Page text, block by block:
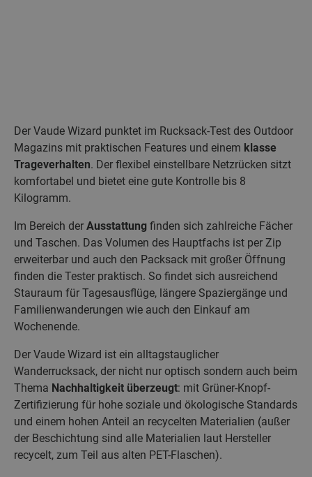
Der Vaude Wizard punktet im Rucksack-Test des Outdoor
Magazins mit praktischen Features und einem klasse
Trageverhalten. Der flexibel einstellbare Netzrücken sitzt
komfortabel und bietet eine gute Kontrolle bis 8
Kilogramm.
Im Bereich der Ausstattung finden sich zahlreiche Fächer
und Taschen. Das Volumen des Hauptfachs ist per Zip
erweiterbar und auch den Packsack mit großer Öffnung
finden die Tester praktisch. So findet sich ausreichend
Stauraum für Tagesausflüge, längere Spaziergänge und
Familienwanderungen wie auch den Einkauf am
Wochenende.
Der Vaude Wizard ist ein alltagstauglicher
Wanderrucksack, der nicht nur optisch sondern auch beim
Thema Nachhaltigkeit überzeugt: mit Grüner-Knopf-
Zertifizierung für hohe soziale und ökologische Standards
und einem hohen Anteil an recycelten Materialien (außer
der Beschichtung sind alle Materialien laut Hersteller
recycelt, zum Teil aus alten PET-Flaschen).